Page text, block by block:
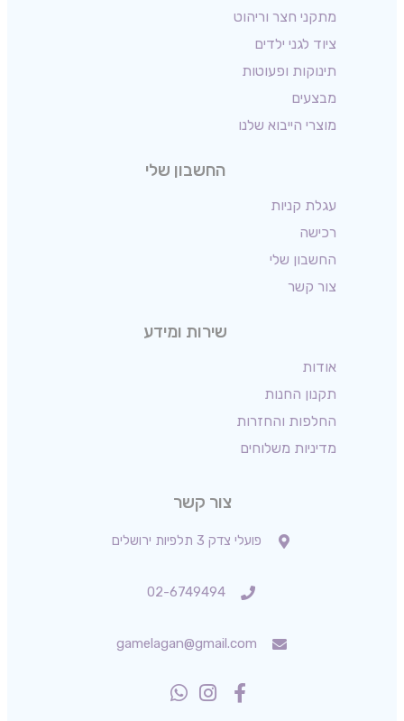
מתקני חצר וריהוט
ציוד לגני ילדים
תינוקות ופעוטות
מבצעים
מוצרי הייבוא שלנו
החשבון שלי
עגלת קניות
רכישה
החשבון שלי
צור קשר
שירות ומידע
אודות
תקנון החנות
החלפות והחזרות
מדיניות משלוחים
צור קשר
פועלי צדק 3 תלפיות ירושלים
02-6749494
gamelagan@gmail.com